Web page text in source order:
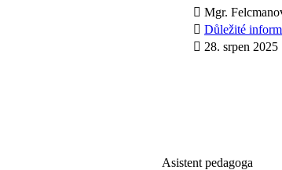
Mgr.
Důležité
28. srpen 2025
Asistent pedagoga